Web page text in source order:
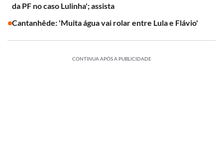
da PF no caso Lulinha'; assista
Cantanhêde: 'Muita água vai rolar entre Lula e Flávio'
CONTINUA APÓS A PUBLICIDADE